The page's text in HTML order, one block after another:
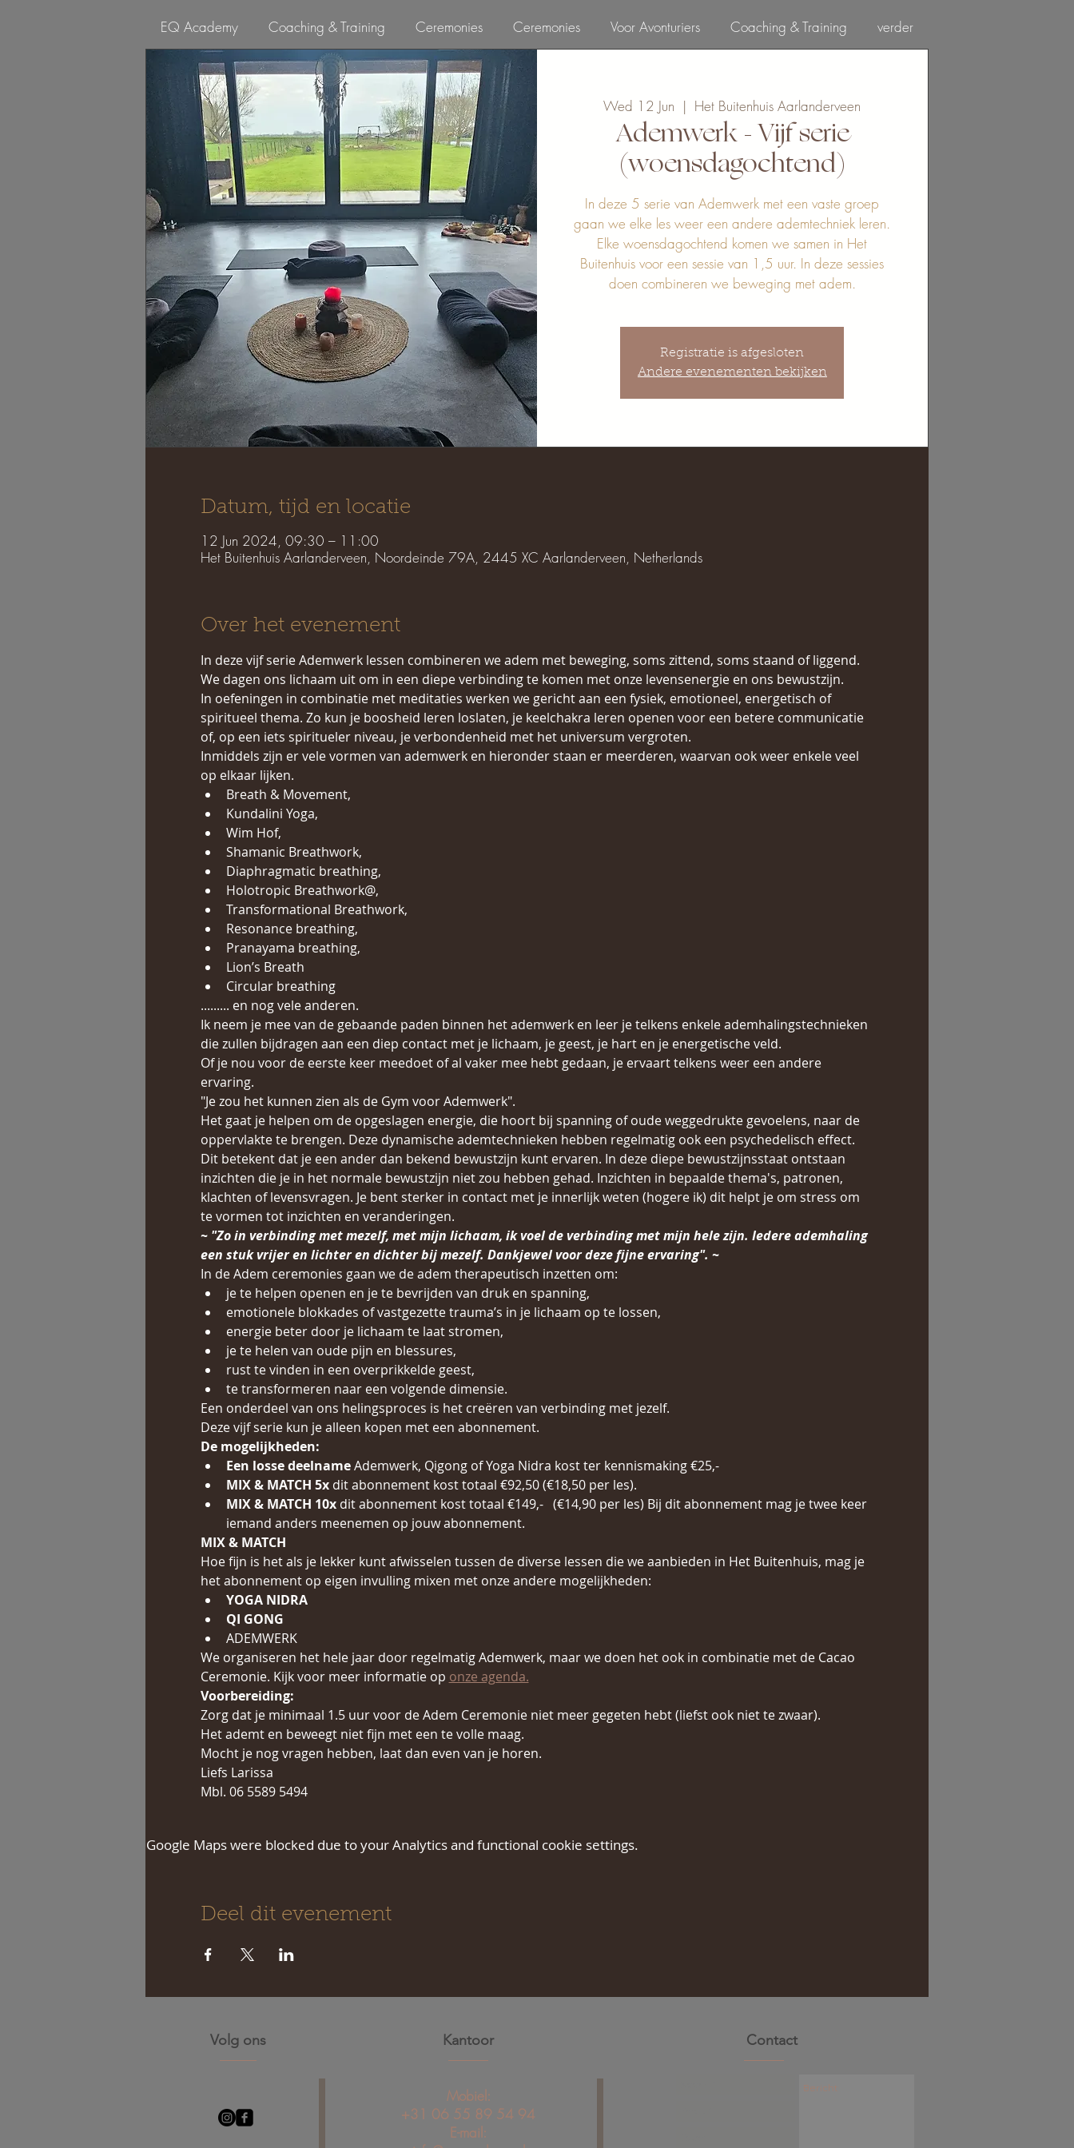
Wed 12 Jun
  |
Het Buitenhuis Aarlanderveen
Ademwerk - Vijf serie
(woensdagochtend)
In deze 5 serie van Ademwerk met een vaste groep
gaan we elke les weer een andere ademtechniek leren.
Elke woensdagochtend komen we samen in Het
Buitenhuis voor een sessie van 1,5 uur. In deze sessies
doen combineren we beweging met adem.
Registratie is afgesloten
Andere evenementen bekijken
Datum, tijd en locatie
12 Jun 2024, 09:30 – 11:00
Het Buitenhuis Aarlanderveen, Noordeinde 79A, 2445 XC Aarlanderveen, Netherlands
Over het evenement
In deze vijf serie Ademwerk lessen combineren we adem met beweging, soms zittend, soms staand of liggend.
We dagen ons lichaam uit om in een diepe verbinding te komen met onze levensenergie en ons bewustzijn.
In oefeningen in combinatie met meditaties werken we gericht aan een fysiek, emotioneel, energetisch of
spiritueel thema. Zo kun je boosheid leren loslaten, je keelchakra leren openen voor een betere communicatie
of, op een iets spiritueler niveau, je verbondenheid met het universum vergroten.
Inmiddels zijn er vele vormen van ademwerk en hieronder staan er meerderen, waarvan ook weer enkele veel
op elkaar lijken.
Breath & Movement,
Kundalini Yoga,
Wim Hof,
Shamanic Breathwork,
Diaphragmatic breathing,
Holotropic Breathwork@,
Transformational Breathwork,
Resonance breathing,
Pranayama breathing,
Lion’s Breath
Circular breathing
......... en nog vele anderen.
Ik neem je mee van de gebaande paden binnen het ademwerk en leer je telkens enkele ademhalingstechnieken
die zullen bijdragen aan een diep contact met je lichaam, je geest, je hart en je energetische veld.
Of je nou voor de eerste keer meedoet of al vaker mee hebt gedaan, je ervaart telkens weer een andere
ervaring.
"Je zou het kunnen zien als de Gym voor Ademwerk".
Het gaat je helpen om de opgeslagen energie, die hoort bij spanning of oude weggedrukte gevoelens, naar de
oppervlakte te brengen. Deze dynamische ademtechnieken hebben regelmatig ook een psychedelisch effect.
Dit betekent dat je een ander dan bekend bewustzijn kunt ervaren. In deze diepe bewustzijnsstaat ontstaan
inzichten die je in het normale bewustzijn niet zou hebben gehad. Inzichten in bepaalde thema's, patronen,
klachten of levensvragen. Je bent sterker in contact met je innerlijk weten (hogere ik) dit helpt je om stress om
te vormen tot inzichten en veranderingen.
~ "Zo in verbinding met mezelf, met mijn lichaam, ik voel de verbinding met mijn hele zijn. Iedere ademhaling
een stuk vrijer en lichter en dichter bij mezelf. Dankjewel voor deze fijne ervaring". ~
In de Adem ceremonies gaan we de adem therapeutisch inzetten om:
je te helpen openen en je te bevrijden van druk en spanning,
emotionele blokkades of vastgezette trauma’s in je lichaam op te lossen,
energie beter door je lichaam te laat stromen,
je te helen van oude pijn en blessures,
rust te vinden in een overprikkelde geest,
te transformeren naar een volgende dimensie.
Een onderdeel van ons helingsproces is het creëren van verbinding met jezelf.
Deze vijf serie kun je alleen kopen met een abonnement.
De mogelijkheden:
Een losse deelname Ademwerk, Qigong of Yoga Nidra kost ter kennismaking €25,-
MIX & MATCH 5x dit abonnement kost totaal €92,50 (€18,50 per les).
MIX & MATCH 10x dit abonnement kost totaal €149,-   (€14,90 per les) Bij dit abonnement mag je twee keer
iemand anders meenemen op jouw abonnement.
MIX & MATCH
Hoe fijn is het als je lekker kunt afwisselen tussen de diverse lessen die we aanbieden in Het Buitenhuis, mag je
het abonnement op eigen invulling mixen met onze andere mogelijkheden:
YOGA NIDRA
QI GONG
ADEMWERK
We organiseren het hele jaar door regelmatig Ademwerk, maar we doen het ook in combinatie met de Cacao
Ceremonie. Kijk voor meer informatie op onze agenda.
Voorbereiding:
Zorg dat je minimaal 1.5 uur voor de Adem Ceremonie niet meer gegeten hebt (liefst ook niet te zwaar).
Het ademt en beweegt niet fijn met een te volle maag.
Mocht je nog vragen hebben, laat dan even van je horen.
Liefs Larissa
Mbl. 06 5589 5494
Google Maps were blocked due to your Analytics and functional cookie settings.
Deel dit evenement
EQ Academy Coaching & Training Ceremonies Ceremonies Voor Avonturiers Coaching & Training verder
Volg ons Kantoor
Mobiel:
+31 06 55 89 54 94
E-mail:
Contact